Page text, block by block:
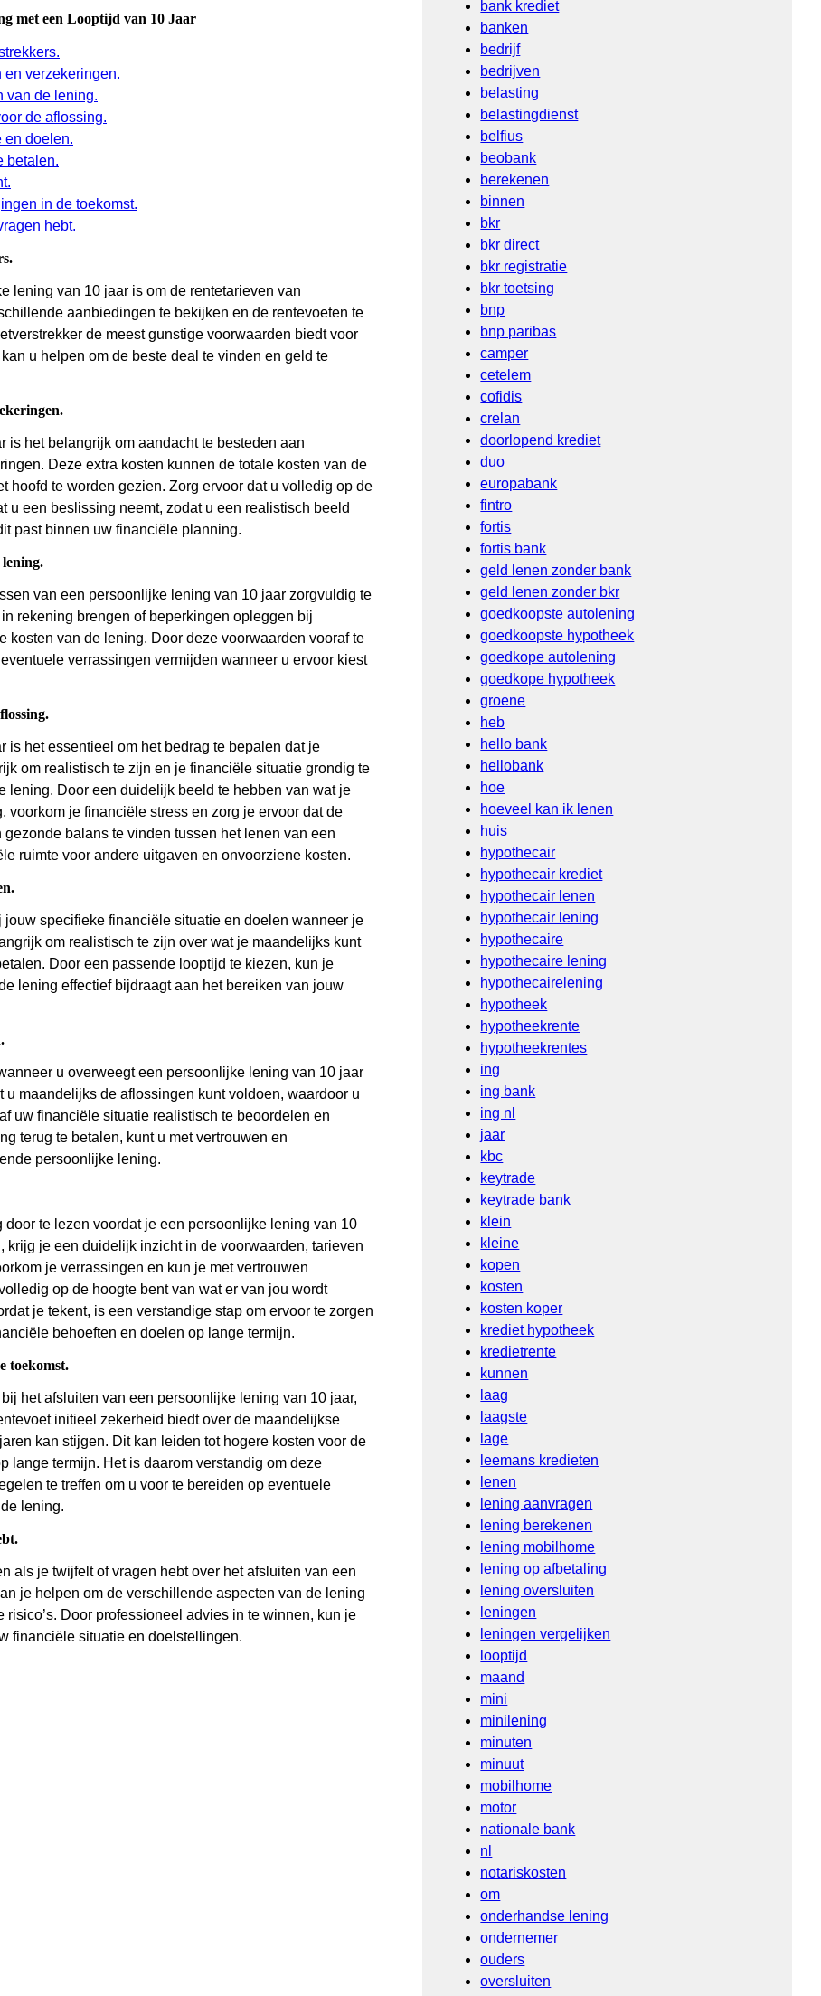
met een Looptijd van 10 Jaar
en verzekeringen.
van de lening.
de aflossing.
en doelen.
betalen.
in de toekomst.
hebt.
lening van 10 jaar is om de rentetarieven van
aanbiedingen te bekijken en de rentevoeten te
de meest gunstige voorwaarden biedt voor
u helpen om de beste deal te vinden en geld te
het belangrijk om aandacht te besteden aan
Deze extra kosten kunnen de totale kosten van de
hoofd te worden gezien. Zorg ervoor dat u volledig op de
u een beslissing neemt, zodat u een realistisch beeld
past binnen uw financiële planning.
van een persoonlijke lening van 10 jaar zorgvuldig te
rekening brengen of beperkingen opleggen bij
van de lening. Door deze voorwaarden vooraf te
verrassingen vermijden wanneer u ervoor kiest
het essentieel om het bedrag te bepalen dat je
om realistisch te zijn en je financiële situatie grondig te
lening. Door een duidelijk beeld te hebben van wat je
je financiële stress en zorg je ervoor dat de
balans te vinden tussen het lenen van een
ruimte voor andere uitgaven en onvoorziene kosten.
specifieke financiële situatie en doelen wanneer je
om realistisch te zijn over wat je maandelijks kunt
Door een passende looptijd te kiezen, kun je
lening effectief bijdraagt aan het bereiken van jouw
u overweegt een persoonlijke lening van 10 jaar
maandelijks de aflossingen kunt voldoen, waardoor u
uw financiële situatie realistisch te beoordelen en
terug te betalen, kunt u met vertrouwen en
persoonlijke lening.
te lezen voordat je een persoonlijke lening van 10
je een duidelijk inzicht in de voorwaarden, tarieven
je verrassingen en kun je met vertrouwen
op de hoogte bent van wat er van jou wordt
je tekent, is een verstandige stap om ervoor te zorgen
behoeften en doelen op lange termijn.
toekomst.
het afsluiten van een persoonlijke lening van 10 jaar,
initieel zekerheid biedt over de maandelijkse
kan stijgen. Dit kan leiden tot hogere kosten voor de
lange termijn. Het is daarom verstandig om deze
te treffen om u voor te bereiden op eventuele
lening.
als je twijfelt of vragen hebt over het afsluiten van een
je helpen om de verschillende aspecten van de lening
Door professioneel advies in te winnen, kun je
financiële situatie en doelstellingen.
bank krediet
banken
bedrijf
bedrijven
belasting
belastingdienst
belfius
beobank
berekenen
binnen
bkr
bkr direct
bkr registratie
bkr toetsing
bnp
bnp paribas
camper
cetelem
cofidis
crelan
doorlopend krediet
duo
europabank
fintro
fortis
fortis bank
geld lenen zonder bank
geld lenen zonder bkr
goedkoopste autolening
goedkoopste hypotheek
goedkope autolening
goedkope hypotheek
groene
heb
hello bank
hellobank
hoe
hoeveel kan ik lenen
huis
hypothecair
hypothecair krediet
hypothecair lenen
hypothecair lening
hypothecaire
hypothecaire lening
hypothecairelening
hypotheek
hypotheekrente
hypotheekrentes
ing
ing bank
ing nl
jaar
kbc
keytrade
keytrade bank
klein
kleine
kopen
kosten
kosten koper
krediet hypotheek
kredietrente
kunnen
laag
laagste
lage
leemans kredieten
lenen
lening aanvragen
lening berekenen
lening mobilhome
lening op afbetaling
lening oversluiten
leningen
leningen vergelijken
looptijd
maand
mini
minilening
minuten
minuut
mobilhome
motor
nationale bank
nl
notariskosten
om
onderhandse lening
ondernemer
ouders
oversluiten